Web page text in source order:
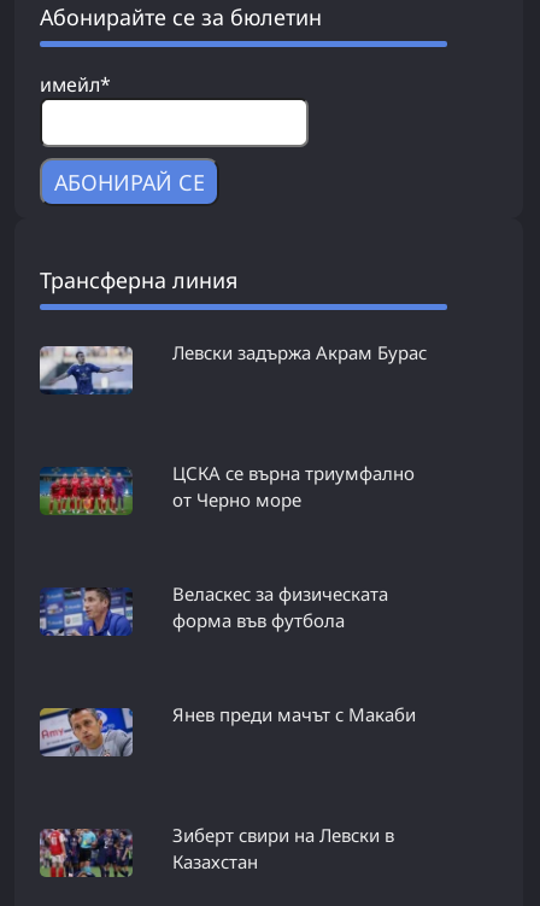
Абонирайте се за бюлетин
имейл*
Трансферна линия
Левски задържа Акрам Бурас
ЦСКА се върна триумфално
от Черно море
Веласкес за физическата
форма във футбола
Янев преди мачът с Макаби
Зиберт свири на Левски в
Казахстан